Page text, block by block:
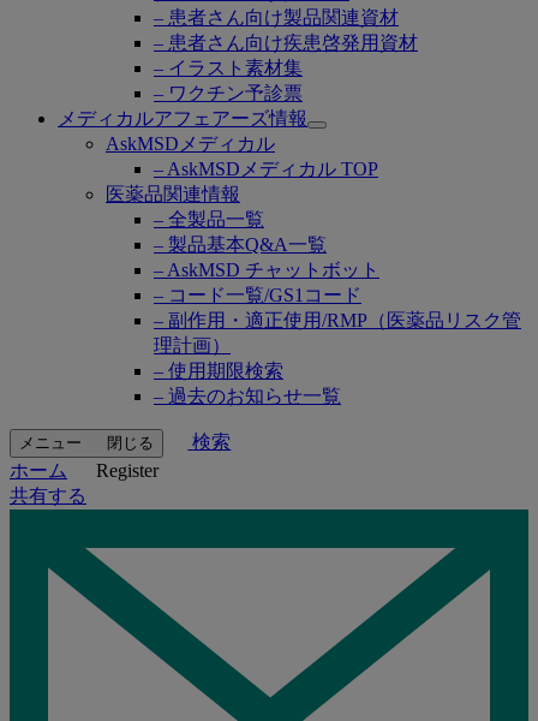
– 患者さん向け製品関連資材
– 患者さん向け疾患啓発用資材
– イラスト素材集
– ワクチン予診票
メディカルアフェアーズ情報
Open
AskMSDメディカル
– AskMSDメディカル TOP
医薬品関連情報
– 全製品一覧
– 製品基本Q&A一覧
– AskMSD チャットボット
– コード一覧/GS1コード
– 副作用・適正使用/RMP（医薬品リスク管
理計画）
– 使用期限検索
– 過去のお知らせ一覧
メニュー 閉じる
検索
ホーム
Register
共有する